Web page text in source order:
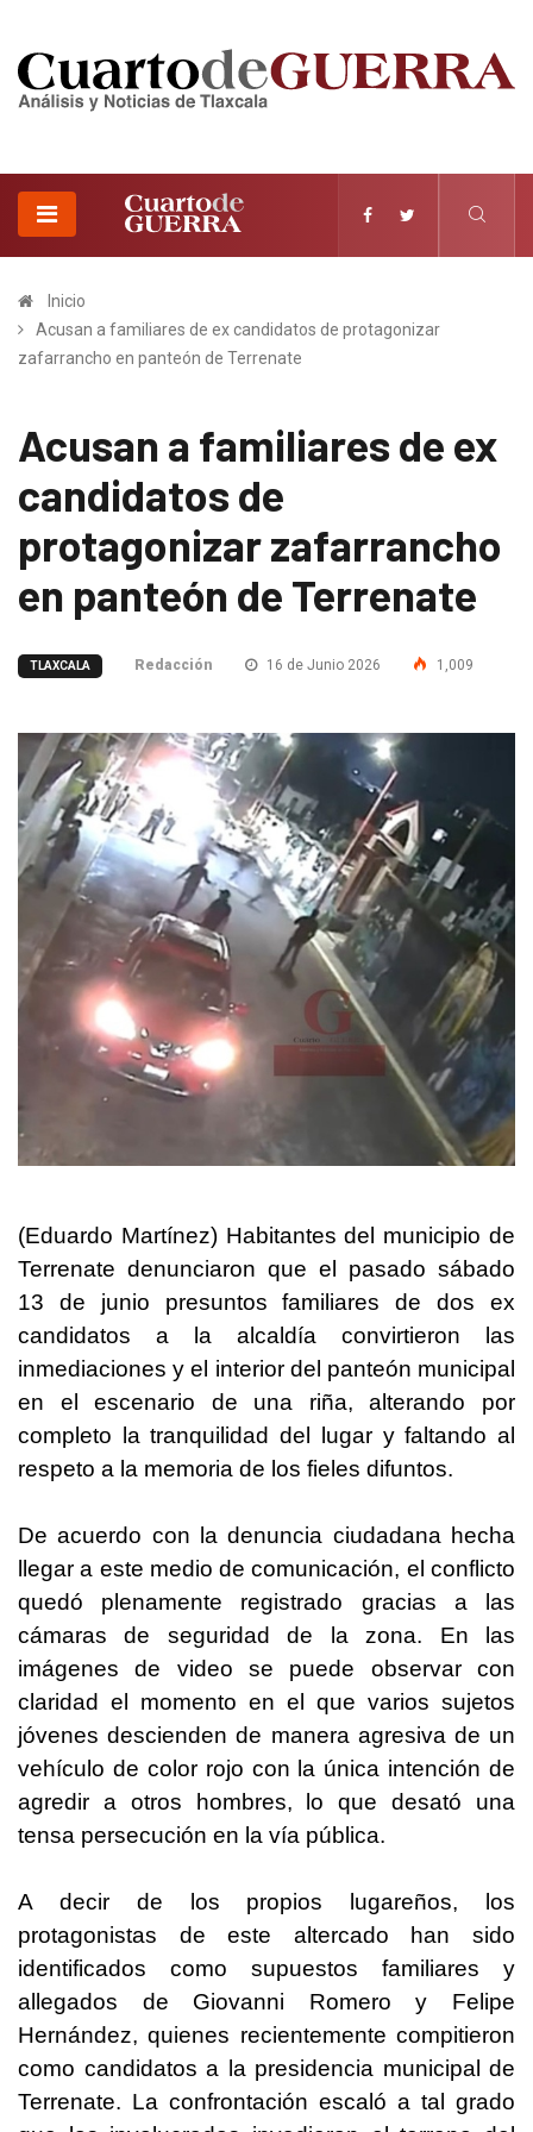
Inicio
Acusan a familiares de ex candidatos de protagonizar
zafarrancho en panteón de Terrenate
Acusan a familiares de ex
candidatos de
protagonizar zafarrancho
en panteón de Terrenate
TLAXCALA Redacción 16 de Junio 2026 1,009
(Eduardo Martínez) Habitantes del municipio de
Terrenate denunciaron que el pasado sábado
13 de junio presuntos familiares de dos ex
candidatos a la alcaldía convirtieron las
inmediaciones y el interior del panteón municipal
en el escenario de una riña, alterando por
completo la tranquilidad del lugar y faltando al
respeto a la memoria de los fieles difuntos.
De acuerdo con la denuncia ciudadana hecha
llegar a este medio de comunicación, el conflicto
quedó plenamente registrado gracias a las
cámaras de seguridad de la zona. En las
imágenes de video se puede observar con
claridad el momento en el que varios sujetos
jóvenes descienden de manera agresiva de un
vehículo de color rojo con la única intención de
agredir a otros hombres, lo que desató una
tensa persecución en la vía pública.
A decir de los propios lugareños, los
protagonistas de este altercado han sido
identificados como supuestos familiares y
allegados de Giovanni Romero y Felipe
Hernández, quienes recientemente compitieron
como candidatos a la presidencia municipal de
Terrenate. La confrontación escaló a tal grado